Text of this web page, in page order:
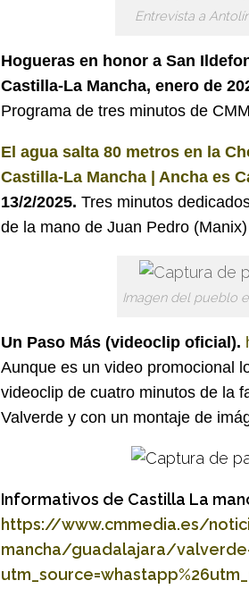
Entrevista a
Hogueras en honor a San
Castilla-La Mancha, enero de
Programa de tres minutos de
El agua salta 80 metros en la
Castilla-La Mancha | Ancha es
13/2/2025. Tres minutos
de la mano de Juan Pedro
Imagen del pueblo
Un Paso Más (videoclip oficial).
Aunque es un video promocional
videoclip de cuatro minutos de la
Valverde y con un montaje de
Informativos de Castilla La
https://www.cmmedia.es/
mancha/guadalajara/